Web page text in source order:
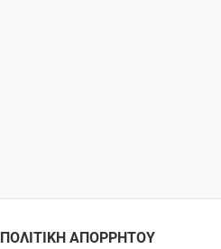
ΠΟΛΙΤΙΚΗ ΑΠΟΡΡΗΤΟΥ